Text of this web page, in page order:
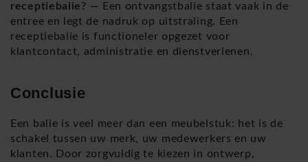
receptiebalie? — Een ontvangstbalie staat vaak in de
entree en legt de nadruk op uitstraling. Een
receptiebalie is functioneler opgezet voor
klantcontact, administratie en dienstverlenen.
Conclusie
Een balie is veel meer dan een meubelstuk: het is de
schakel tussen uw merk, uw medewerkers en uw
klanten. Door zorgvuldig te kiezen in ontwerp,